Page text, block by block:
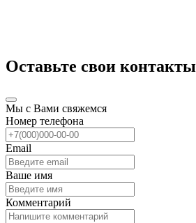
Оставьте свои контакты
Мы с Вами свяжемся
Номер телефона
Email
Ваше имя
Комментарий